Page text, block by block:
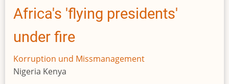
neue
Währung
Africa's 'flying presidents'
under fire
Korruption und Missmanagement
Nigeria Kenya